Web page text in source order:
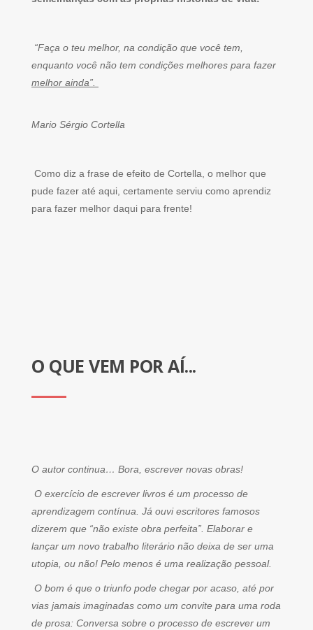
“Faça o teu melhor, na condição que você tem,
enquanto você não tem condições melhores para fazer
melhor ainda”.
Mario Sérgio Cortella
Como diz a frase de efeito de Cortella, o melhor que
pude fazer até aqui, certamente serviu como aprendiz
para fazer melhor daqui para frente!
O QUE VEM POR AÍ...
O autor continua… Bora, escrever novas obras!
O exercício de escrever livros é um processo de
aprendizagem contínua. Já ouvi escritores famosos
dizerem que “não existe obra perfeita”. Elaborar e
lançar um novo trabalho literário não deixa de ser uma
utopia, ou não! Pelo menos é uma realização pessoal.
O bom é que o triunfo pode chegar por acaso, até por
vias jamais imaginadas como um convite para uma roda
de prosa: Conversa sobre o processo de escrever um